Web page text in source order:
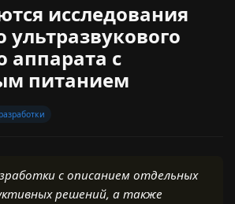
исследования
ультразвукового
аппарата с
питанием
с описанием отдельных
решений, а также